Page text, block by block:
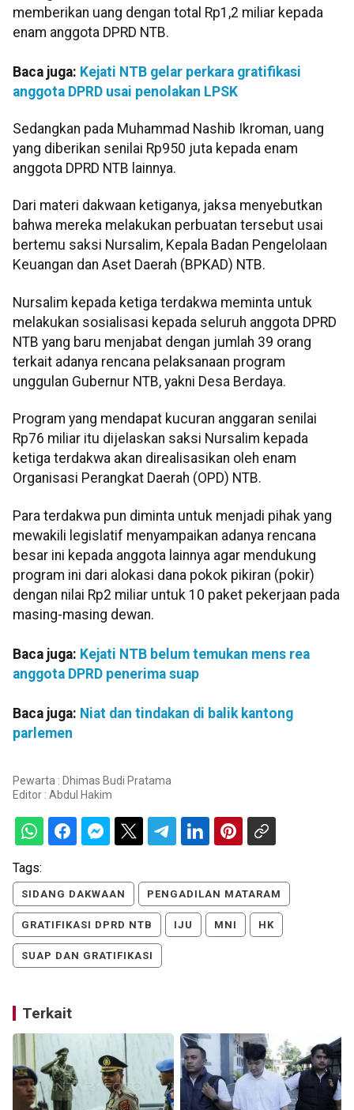
memberikan uang dengan total Rp1,2 miliar kepada
enam anggota DPRD NTB.
Baca juga: Kejati NTB gelar perkara gratifikasi
anggota DPRD usai penolakan LPSK
Sedangkan pada Muhammad Nashib Ikroman, uang
yang diberikan senilai Rp950 juta kepada enam
anggota DPRD NTB lainnya.
Dari materi dakwaan ketiganya, jaksa menyebutkan
bahwa mereka melakukan perbuatan tersebut usai
bertemu saksi Nursalim, Kepala Badan Pengelolaan
Keuangan dan Aset Daerah (BPKAD) NTB.
Nursalim kepada ketiga terdakwa meminta untuk
melakukan sosialisasi kepada seluruh anggota DPRD
NTB yang baru menjabat dengan jumlah 39 orang
terkait adanya rencana pelaksanaan program
unggulan Gubernur NTB, yakni Desa Berdaya.
Program yang mendapat kucuran anggaran senilai
Rp76 miliar itu dijelaskan saksi Nursalim kepada
ketiga terdakwa akan direalisasikan oleh enam
Organisasi Perangkat Daerah (OPD) NTB.
Para terdakwa pun diminta untuk menjadi pihak yang
mewakili legislatif menyampaikan adanya rencana
besar ini kepada anggota lainnya agar mendukung
program ini dari alokasi dana pokok pikiran (pokir)
dengan nilai Rp2 miliar untuk 10 paket pekerjaan pada
masing-masing dewan.
Baca juga: Kejati NTB belum temukan mens rea
anggota DPRD penerima suap
Baca juga: Niat dan tindakan di balik kantong
parlemen
Pewarta : Dhimas Budi Pratama
Editor : Abdul Hakim
Tags:
SIDANG DAKWAAN PENGADILAN MATARAM
GRATIFIKASI DPRD NTB IJU MNI HK
SUAP DAN GRATIFIKASI
Terkait